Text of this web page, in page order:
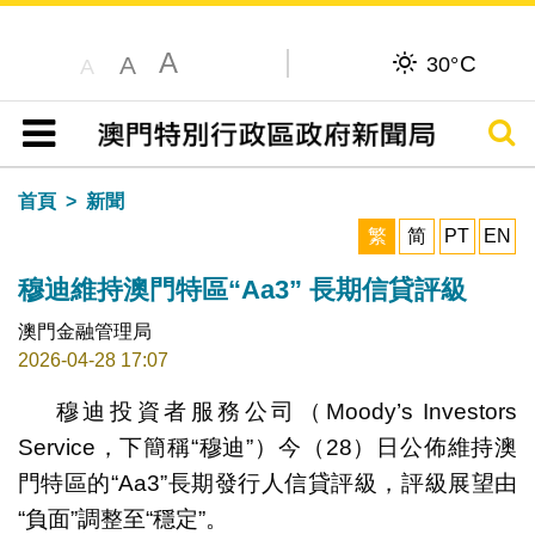
A A A 30°C
目錄
搜尋
首頁
新聞
繁
简 PT EN
穆迪維持澳門特區“Aa3” 長期信貸評級
澳門金融管理局
2026-04-28 17:07
穆迪投資者服務公司（Moody’s Investors
Service，下簡稱“穆迪”）今（28）日公佈維持澳
門特區的“Aa3”長期發行人信貸評級，評級展望由
“負面”調整至“穩定”。